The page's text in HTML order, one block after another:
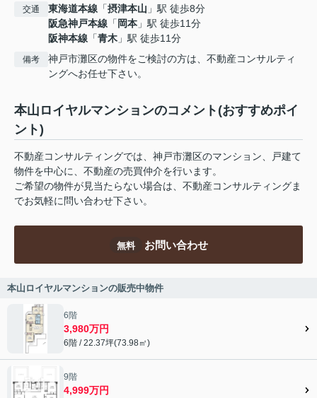
交通 東海道本線 「摂津本山 」駅 徒歩8分
阪急神戸本線 「 岡本 」駅 徒歩11分
阪神本線 「青木 」駅 徒歩11分
備考
神戸市灘区の物件をご検討の方は、不動産コンサルティ
ングへお任せ下さい。
本山ロイヤルマンションのコメント(おすすめポイ
ント)
不動産コンサルティングでは、神戸市灘区のマンション、戸建て
物件を中心に、不動産の売買仲介を行います。
ご希望の物件が見当たらない場合は、不動産コンサルティングま
でお気軽に問い合わせ下さい。
無料 お問い合わせ
本山ロイヤルマンションの販売中物件
6階
3,980万円
6階 / 22.37坪(73.98㎡)
9階
4,999万円